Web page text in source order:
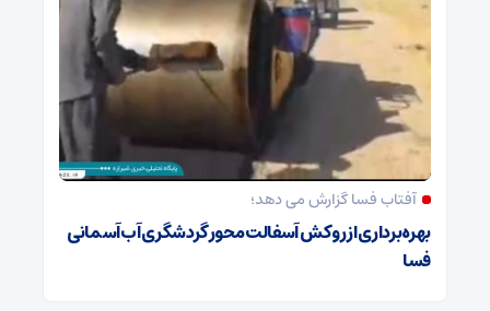
آفتاب فسا گزارش می دهد؛
بهره‌برداری از روکش آسفالت محور گردشگری آب‌آسمانی
فسا